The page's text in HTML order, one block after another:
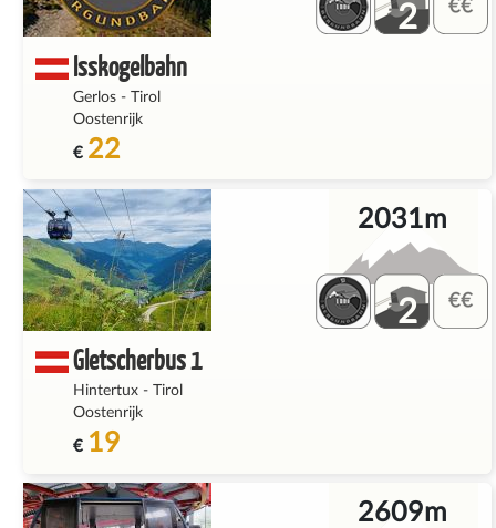
Isskogelbahn
Gerlos- Tirol
Oostenrijk
€ 22
2
Gletscherbus 1
Hintertux-
Tirol
Oostenrijk
€ 19
2031m
2
2609m